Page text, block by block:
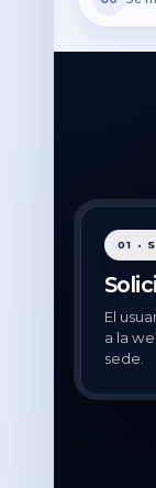
01 •
El
a la
sede.